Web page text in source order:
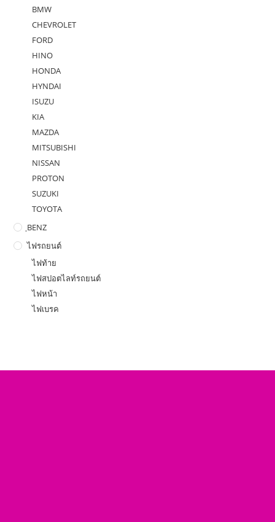
BMW
CHEVROLET
FORD
HINO
HONDA
HYNDAI
ISUZU
KIA
MAZDA
MITSUBISHI
NISSAN
PROTON
SUZUKI
TOYOTA
ฺBENZ
ไฟรถยนต์
ไฟท้าย
ไฟสปอตไลท์รถยนต์
ไฟหน้า
ไฟเบรค